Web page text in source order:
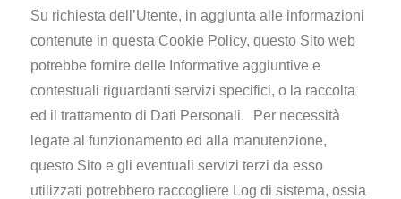
Su richiesta dell’Utente, in aggiunta alle informazioni
contenute in questa Cookie Policy, questo Sito web
potrebbe fornire delle Informative aggiuntive e
contestuali riguardanti servizi specifici, o la raccolta
ed il trattamento di Dati Personali. Per necessità
legate al funzionamento ed alla manutenzione,
questo Sito e gli eventuali servizi terzi da esso
utilizzati potrebbero raccogliere Log di sistema, ossia